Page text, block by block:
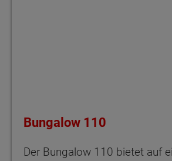
Bungalow 110
Der Bungalow 110 bietet auf